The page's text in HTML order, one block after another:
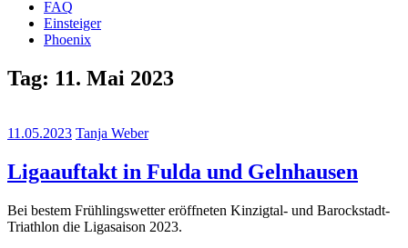
FAQ
Einsteiger
Phoenix
Tag: 11. Mai 2023
11.05.2023 Tanja Weber
Ligaauftakt in Fulda und Gelnhausen
Bei bestem Frühlingswetter eröffneten Kinzigtal- und Barockstadt-
Triathlon die Ligasaison 2023.